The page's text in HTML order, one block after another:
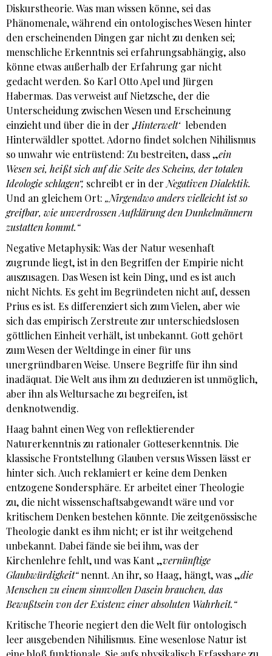
Diskurstheorie. Was man wissen könne, sei das
Phänomenale, während ein ontologisches Wesen hinter
den erscheinenden Dingen gar nicht zu denken sei;
menschliche Erkenntnis sei erfahrungsabhängig, also
könne etwas außerhalb der Erfahrung gar nicht
gedacht werden. So Karl Otto Apel und Jürgen
Habermas. Das verweist auf Nietzsche, der die
Unterscheidung zwischen Wesen und Erscheinung
einzieht und über die in der ‚Hinterwelt‘ lebenden
Hinterwäldler spottet. Adorno findet solchen Nihilismus
so unwahr wie entrüstend: Zu bestreiten, dass „ein
Wesen sei, heißt sich auf die Seite des Scheins, der totalen
Ideologie schlagen“, schreibt er in derNegativen Dialektik.
Und an gleichem Ort: „Nirgendwo anders vielleicht ist so
greifbar, wie unverdrossen Aufklärung den Dunkelmännern
zustatten kommt.“
Negative Metaphysik: Was der Natur wesenhaft
zugrunde liegt, ist in den Begriffen der Empirie nicht
auszusagen. Das Wesen ist kein Ding, und es ist auch
nicht Nichts. Es geht im Begründeten nicht auf, dessen
Prius es ist. Es differenziert sich zum Vielen, aber wie
sich das empirisch Zerstreute zur unterschiedslosen
göttlichen Einheit verhält, ist unbekannt. Gott gehört
zum Wesen der Weltdinge in einer für uns
unergründbaren Weise. Unsere Begriffe für ihn sind
inadäquat. Die Welt aus ihm zu deduzieren ist unmöglich,
aber ihn als Weltursache zu begreifen, ist
denknotwendig.
Haag bahnt einen Weg von reflektierender
Naturerkenntnis zu rationaler Gotteserkenntnis. Die
klassische Frontstellung Glauben versus Wissen lässt er
hinter sich. Auch reklamiert er keine dem Denken
entzogene Sondersphäre. Er arbeitet einer Theologie
zu, die nicht wissenschaftsabgewandt wäre und vor
kritischem Denken bestehen könnte. Die zeitgenössische
Theologie dankt es ihm nicht; er ist ihr weitgehend
unbekannt. Dabei fände sie bei ihm, was der
Kirchenlehre fehlt, und was Kant „vernünftige
Glaubwürdigkeit“nennt. An ihr, so Haag, hängt, was „die
Menschen zu einem sinnvollen Dasein brauchen, das
Bewußtsein von der Existenz einer absoluten Wahrheit.“
Kritische Theorie negiert den die Welt für ontologisch
leer ausgebenden Nihilismus. Eine wesenlose Natur ist